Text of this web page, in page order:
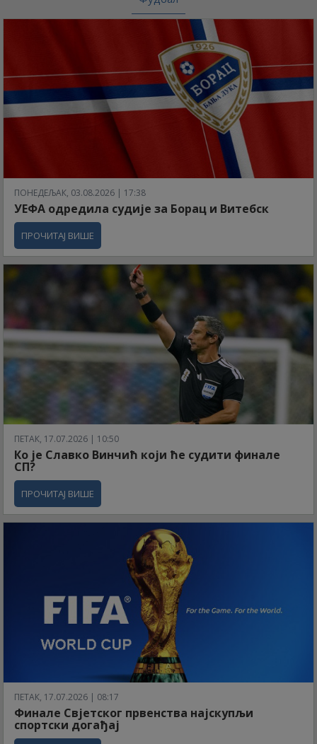
ПОНЕДЕЉАК, 03.08.2026 | 17:38
УЕФА одредила судије за Борац и Витебск
ПРОЧИТАЈ ВИШЕ
ПЕТАК, 17.07.2026 | 10:50
Ко је Славко Винчић који ће судити финале
СП?
ПРОЧИТАЈ ВИШЕ
ПЕТАК, 17.07.2026 | 08:17
Финале Свјетског првенства најскупљи
спортски догађај